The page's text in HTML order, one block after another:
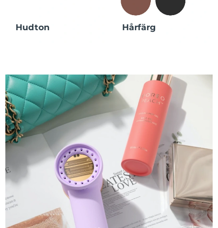
Hudton Hårfärg